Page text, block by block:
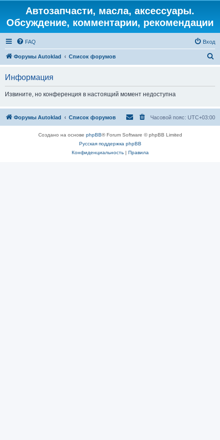
Автозапчасти, масла, аксессуары.
Обсуждение, комментарии, рекомендации
FAQ Вход
Форумы Autoklad Список форумов
Информация
Извините, но конференция в настоящий момент недоступна
Форумы Autoklad Список форумов Часовой пояс: UTC+03:00
Создано на основе phpBB® Forum Software © phpBB Limited
Русская поддержка phpBB
Конфиденциальность| Правила